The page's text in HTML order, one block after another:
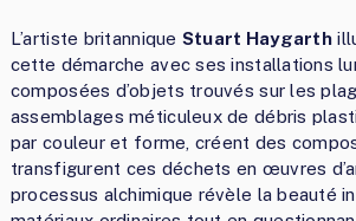
L’artiste britannique Stuart Haygarth
cette démarche avec ses installations
composées d’objets trouvés sur les
assemblages méticuleux de débris
par couleur et forme, créent des
transfigurent ces déchets en œuvres
processus alchimique révèle la beauté